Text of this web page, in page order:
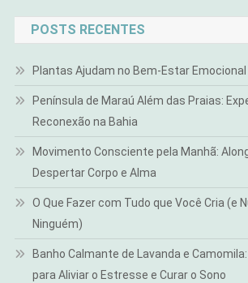
POSTS RECENTES
Plantas Ajudam no Bem-Estar
Península de Maraú Além das Praias:
Reconexão na Bahia
Movimento Consciente pela Manhã:
Despertar Corpo e Alma
O Que Fazer com Tudo que Você Cria (e
Ninguém)
Banho Calmante de Lavanda e
para Aliviar o Estresse e Curar o Sono